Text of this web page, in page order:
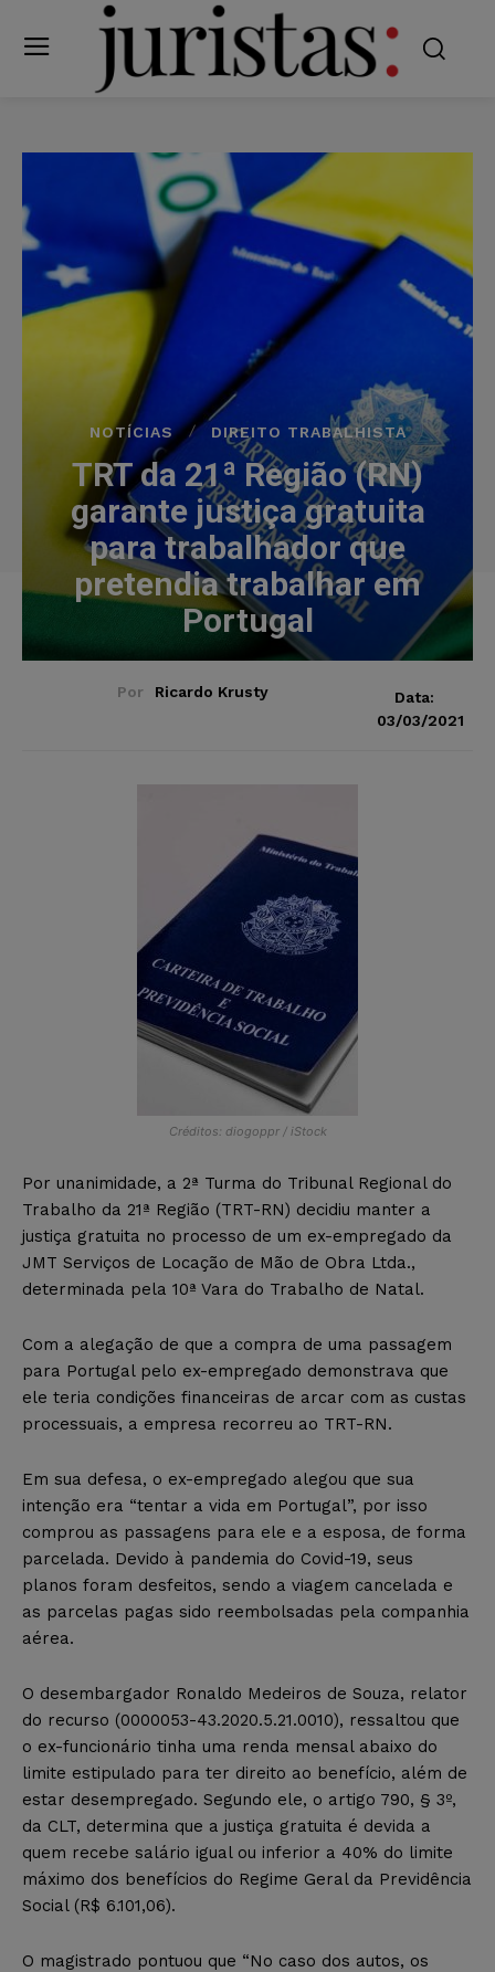
NOTÍCIAS DIREITO TRABALHISTA
TRT da 21ª Região (RN)
garante justiça gratuita
para trabalhador que
pretendia trabalhar em
Portugal
Por Ricardo Krusty
Data:
03/03/2021
Créditos: diogoppr / iStock
Por unanimidade, a 2ª Turma do Tribunal Regional do
Trabalho da 21ª Região (TRT-RN) decidiu manter a
justiça gratuita no processo de um ex-empregado da
JMT Serviços de Locação de Mão de Obra Ltda.,
determinada pela 10ª Vara do Trabalho de Natal.
Com a alegação de que a compra de uma passagem
para Portugal pelo ex-empregado demonstrava que
ele teria condições financeiras de arcar com as custas
processuais, a empresa recorreu ao TRT-RN.
Em sua defesa, o ex-empregado alegou que sua
intenção era “tentar a vida em Portugal”, por isso
comprou as passagens para ele e a esposa, de forma
parcelada. Devido à pandemia do Covid-19, seus
planos foram desfeitos, sendo a viagem cancelada e
as parcelas pagas sido reembolsadas pela companhia
aérea.
O desembargador Ronaldo Medeiros de Souza, relator
do recurso (0000053-43.2020.5.21.0010), ressaltou que
o ex-funcionário tinha uma renda mensal abaixo do
limite estipulado para ter direito ao benefício, além de
estar desempregado. Segundo ele, o artigo 790, § 3º,
da CLT, determina que a justiça gratuita é devida a
quem recebe salário igual ou inferior a 40% do limite
máximo dos benefícios do Regime Geral da Previdência
Social (R$ 6.101,06).
O magistrado pontuou que “No caso dos autos, os